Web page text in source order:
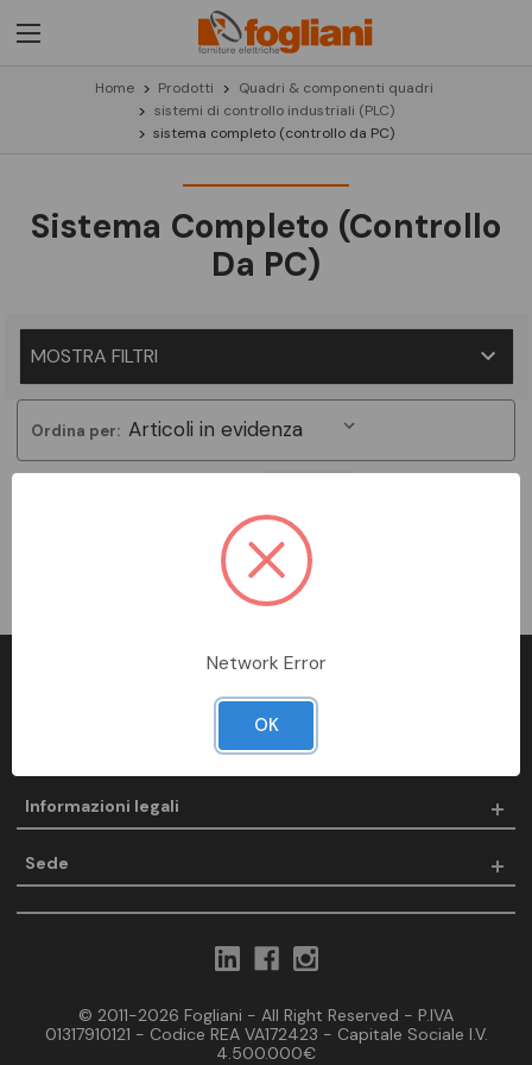
Home Prodotti
Quadri & componenti quadri
sistemi di controllo industriali (PLC)
sistema completo (controllo da PC)
Sistema Completo (controllo
Da PC)
MOSTRA FILTRI
Ordina per:
Non ci sono prodotti in questa categoria.
Informazioni legali
Sede
© 2011-2026 Fogliani - All Right Reserved - P.IVA
01317910121 - Codice REA VA172423 - Capitale Sociale I.V.
4.500.000€
Network Error
OK